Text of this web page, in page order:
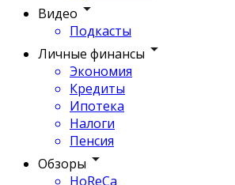
Видео
Подкасты
Личные финансы
Экономия
Кредиты
Ипотека
Налоги
Пенсия
Обзоры
HoReCa